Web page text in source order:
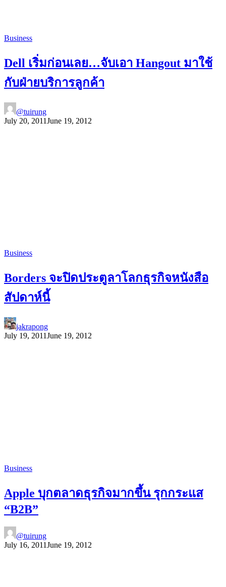
Business
Dell เริ่มก่อนเลย…จับเอา Hangout มาใช้
กับฝ่ายบริการลูกค้า
@tuirung
July 20, 2011June 19, 2012
Business
Borders จะปิดประตูลาโลกธุรกิจหนังสือ
สัปดาห์นี้
jakrapong
July 19, 2011June 19, 2012
Business
Apple บุกตลาดธุรกิจมากขึ้น รุกกระแส
“B2B”
@tuirung
July 16, 2011June 19, 2012